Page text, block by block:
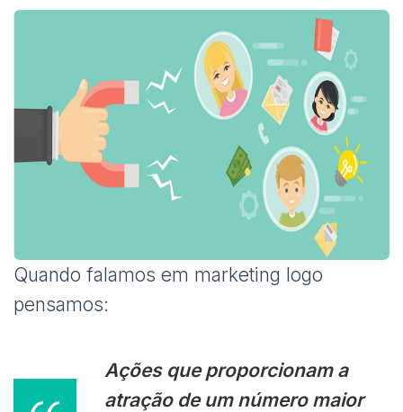
Quando falamos em marketing logo
pensamos:
Ações que proporcionam a
atração de um número maior